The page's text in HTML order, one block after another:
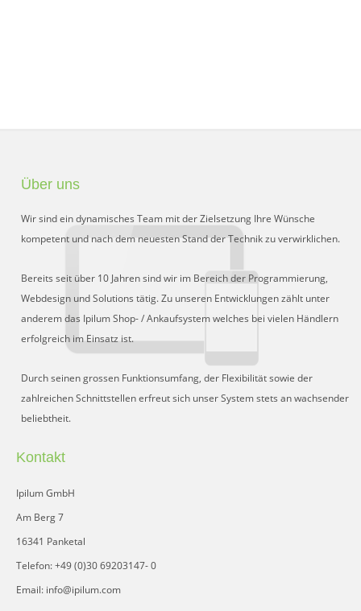
Über uns
Wir sind ein dynamisches Team mit der Zielsetzung Ihre Wünsche
kompetent und nach dem neuesten Stand der Technik zu verwirklichen.
Bereits seit über 10 Jahren sind wir im Bereich der Programmierung,
Webdesign und Solutions tätig. Zu unseren Entwicklungen zählt unter
anderem das Ipilum Shop- / Ankaufsystem welches bei vielen Händlern
erfolgreich im Einsatz ist.
Durch seinen grossen Funktionsumfang, der Flexibilität sowie der
zahlreichen Schnittstellen erfreut sich unser System stets an wachsender
beliebtheit.
Kontakt
Ipilum GmbH
Am Berg 7
16341 Panketal
Telefon: +49 (0)30 69203147- 0
Email: info@ipilum.com